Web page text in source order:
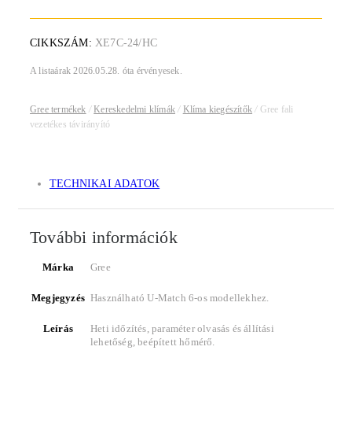
CIKKSZÁM: XE7C-24/HC
A listaárak 2026.05.28. óta érvényesek.
Gree termékek / Kereskedelmi klímák / Klíma kiegészítők /Gree fali
vezetékes távirányító
TECHNIKAI ADATOK
További információk
Márka Gree
Megjegyzés Használható U-Match 6-os modellekhez.
Leírás
Heti időzítés, paraméter olvasás és állítási
lehetőség, beépített hőmérő.